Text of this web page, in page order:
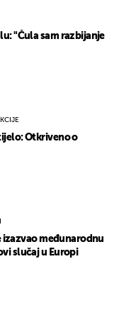
"Čula sam razbijanje
Otkriveno o
izazvao međunarodnu
slučaj u Europi